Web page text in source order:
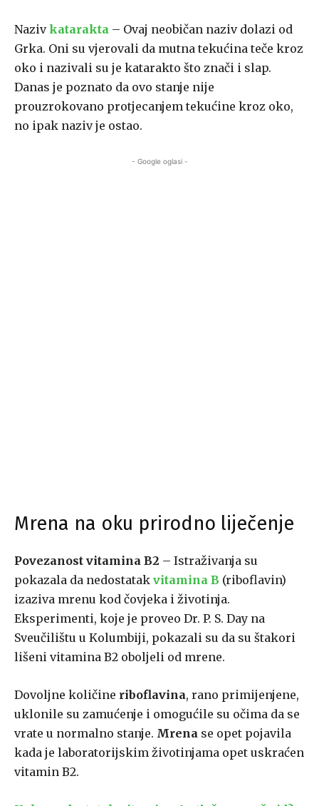
Nazivkatarakta – Ovaj neobičan naziv dolazi od
Grka. Oni su vjerovali da mutna tekućina teče kroz
oko i nazivali su je katarakto što znači i slap.
Danas je poznato da ovo stanje nije
prouzrokovano protjecanjem tekućine kroz oko,
no ipak naziv je ostao.
- Google oglasi -
Mrena na oku prirodno liječenje
Povezanost vitamina B2 – Istraživanja su
pokazala da nedostatak vitamina B (riboflavin)
izaziva mrenu kod čovjeka i životinja.
Eksperimenti, koje je proveo Dr. P. S. Day na
Sveučilištu u Kolumbiji, pokazali su da su štakori
lišeni vitamina B2 oboljeli od mrene.
Dovoljne količine riboflavina, rano primijenjene,
uklonile su zamućenje i omogućile su očima da se
vrate u normalno stanje. Mrena se opet pojavila
kada je laboratorijskim životinjama opet uskraćen
vitamin B2.